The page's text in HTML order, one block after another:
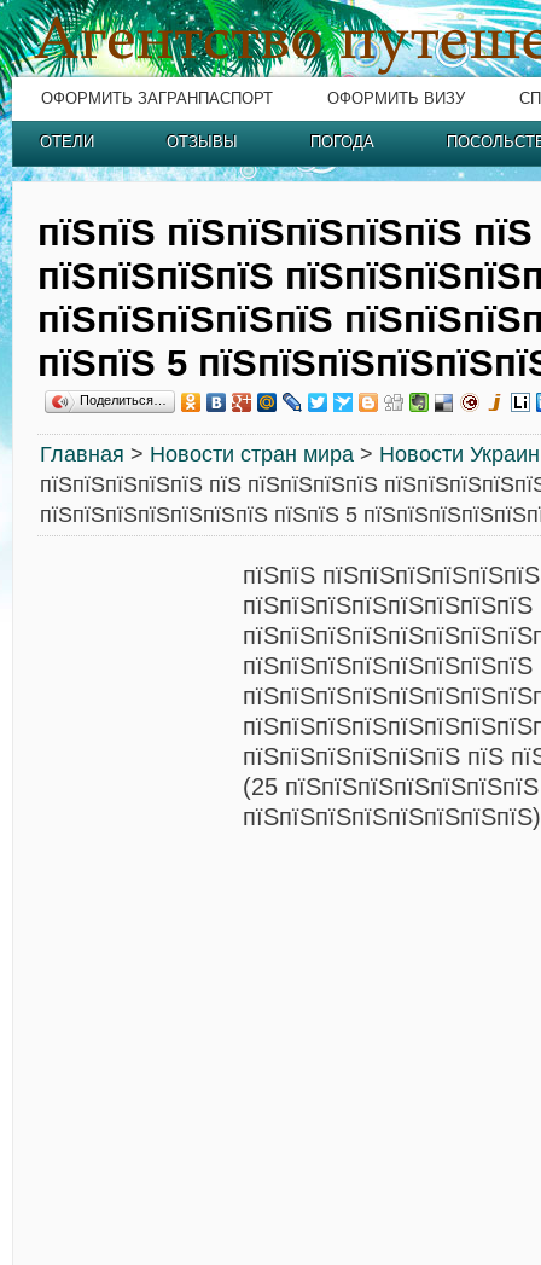
ОФОРМИТЬ ЗАГРАНПАСПОРТ ОФОРМИТЬ ВИЗУ
ОТЕЛИ ОТЗЫВЫ ПОГОДА
пїЅпїЅ пїЅпїЅпїЅпїЅпїЅ пїЅ
пїЅпїЅпїЅпїЅ
пїЅпїЅпїЅпїЅпїЅ
пїЅпїЅ 5
Поделиться…
Главная > Новости стран мира > Новости
пїЅпїЅпїЅпїЅпїЅ пїЅ пїЅпїЅпїЅпїЅ
пїЅпїЅпїЅпїЅпїЅпїЅпїЅ пїЅпїЅ 5
пїЅпїЅ
пїЅпїЅпїЅпїЅпїЅпїЅпїЅпїЅ
пїЅпїЅпїЅпїЅпїЅпїЅпїЅпїЅ
пїЅпїЅпїЅпїЅпїЅпїЅ пїЅ
(25
пїЅпїЅпїЅпїЅпїЅпїЅпїЅпїЅ)